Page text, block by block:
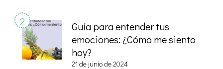
Guía para entender tus
emociones: ¿Cómo me siento
hoy?
21 de junio de 2024